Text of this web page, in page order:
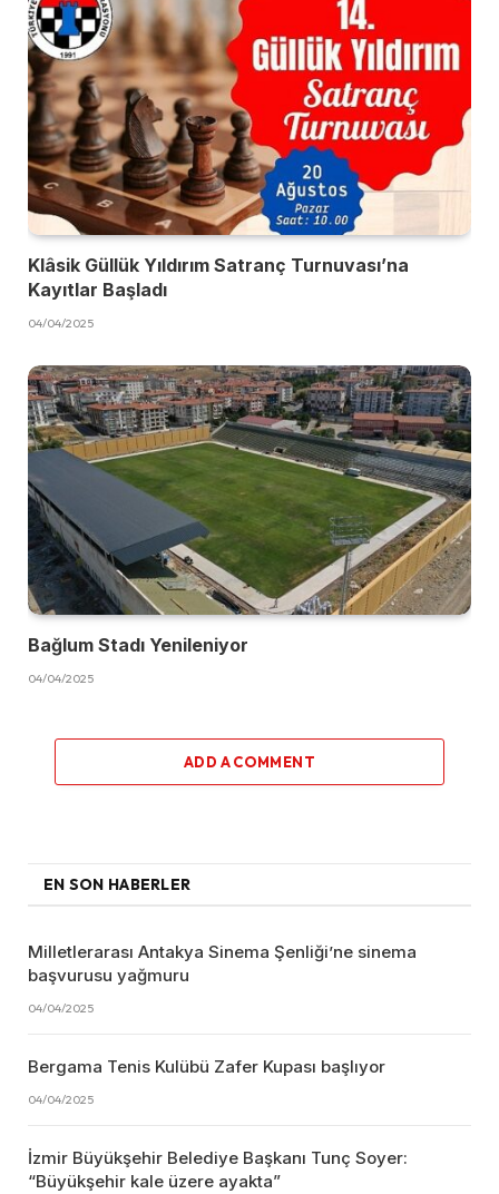
Klâsik Güllük Yıldırım Satranç Turnuvası’na
Kayıtlar Başladı
04/04/2025
Bağlum Stadı Yenileniyor
04/04/2025
ADD A COMMENT
EN SON HABERLER
Milletlerarası Antakya Sinema Şenliği’ne sinema
başvurusu yağmuru
04/04/2025
Bergama Tenis Kulübü Zafer Kupası başlıyor
04/04/2025
İzmir Büyükşehir Belediye Başkanı Tunç Soyer:
“Büyükşehir kale üzere ayakta”